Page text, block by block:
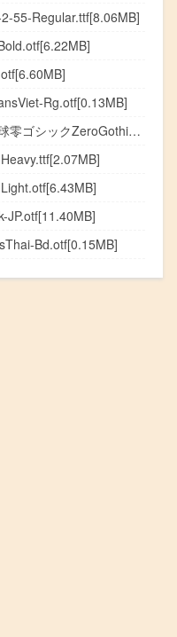
55-Regular.ttf[8.06MB]
Rg.otf[0.13MB]
中国智造惠及全球零ゴシックZeroGothic.otf[4.36MB]
JP.otf[11.40MB]
Bd.otf[0.15MB]